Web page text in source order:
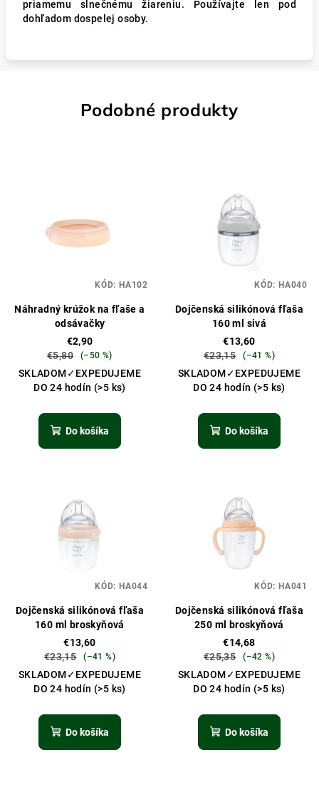
priamemu slnečnému žiareniu. Používajte len pod
dohľadom dospelej osoby.
Podobné produkty
Náhradný krúžok na fľaše a
odsávačky
€2,90
€5,80
(–50 %)
SKLADOM✓EXPEDUJEME
DO 24 hodín (>5 ks)
Do košíka
KÓD: HA102
Dojčenská silikónová fľaša
160 ml sivá
€13,60
€23,15
(–41 %)
SKLADOM✓EXPEDUJEME
DO 24 hodín (>5 ks)
Do košíka
KÓD: HA040
Dojčenská silikónová fľaša
160 ml broskyňová
€13,60
€23,15
(–41 %)
SKLADOM✓EXPEDUJEME
DO 24 hodín (>5 ks)
Do košíka
KÓD: HA044
Dojčenská silikónová fľaša
250 ml broskyňová
€14,68
€25,35
(–42 %)
SKLADOM✓EXPEDUJEME
DO 24 hodín (>5 ks)
Do košíka
KÓD: HA041